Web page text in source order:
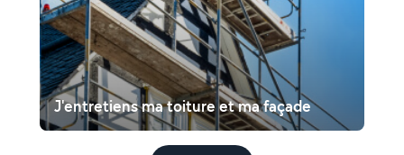
J'entretiens ma toiture et ma façade